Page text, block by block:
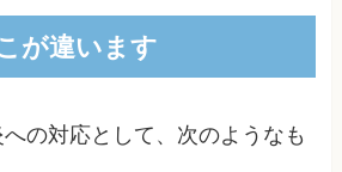
が違います
の対応として、次のようなも